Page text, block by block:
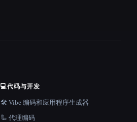
💻代码与开发
🛠️ Vibe 编码和应用程序生成器
🦾 代理编码